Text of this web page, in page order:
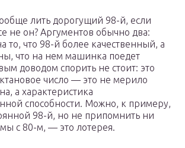
лить дорогущий 98-й, если
не он? Аргументов обычно два:
то, что 98-й более качественный, а
что на нем машинка поедет
доводом спорить не стоит: это
число — это не мерило
а характеристика
способности. Можно, к примеру,
98-й, но не припомнить ни
с 80-м, — это лотерея.